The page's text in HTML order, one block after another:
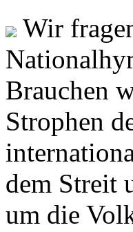
Wir
Brauchen
Strophen
dem Streit
um die